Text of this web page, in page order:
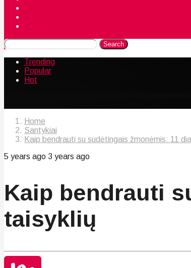
Search
Trending
Popular
Hot
Home
Santykiai
Kaip bendrauti su sudėtingais žmonėmis: 11
5 years ago 3 years ago
Kaip bendrauti
taisyklių